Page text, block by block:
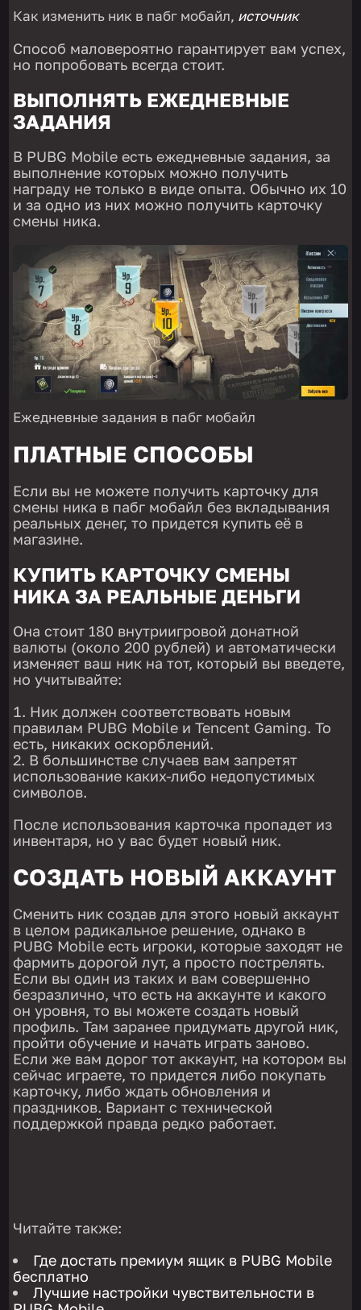
Как изменить ник в пабг мобайл, источник
Способ маловероятно гарантирует вам успех,
но попробовать всегда стоит.
ВЫПОЛНЯТЬ ЕЖЕДНЕВНЫЕ
ЗАДАНИЯ
В PUBG Mobile есть ежедневные задания, за
выполнение которых можно получить
награду не только в виде опыта. Обычно их 10
и за одно из них можно получить карточку
смены ника.
Ежедневные задания в пабг мобайл
ПЛАТНЫЕ СПОСОБЫ
Если вы не можете получить карточку для
смены ника в пабг мобайл без вкладывания
реальных денег, то придется купить её в
магазине.
КУПИТЬ КАРТОЧКУ СМЕНЫ
НИКА ЗА РЕАЛЬНЫЕ ДЕНЬГИ
Она стоит 180 внутриигровой донатной
валюты (около 200 рублей) и автоматически
изменяет ваш ник на тот, который вы введете,
но учитывайте:
Ник должен соответствовать новым
правилам PUBG Mobile и Tencent Gaming. То
есть, никаких оскорблений.
В большинстве случаев вам запретят
использование каких-либо недопустимых
символов.
После использования карточка пропадет из
инвентаря, но у вас будет новый ник.
СОЗДАТЬ НОВЫЙ АККАУНТ
Сменить ник создав для этого новый аккаунт
в целом радикальное решение, однако в
PUBG Mobile есть игроки, которые заходят не
фармить дорогой лут, а просто пострелять.
Если вы один из таких и вам совершенно
безразлично, что есть на аккаунте и какого
он уровня, то вы можете создать новый
профиль. Там заранее придумать другой ник,
пройти обучение и начать играть заново.
Если же вам дорог тот аккаунт, на котором вы
сейчас играете, то придется либо покупать
карточку, либо ждать обновления и
праздников. Вариант с технической
поддержкой правда редко работает.
Читайте также:
Где достать премиум ящик в PUBG Mobile
бесплатно
Лучшие настройки чувствительности в